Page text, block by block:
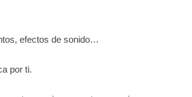
efectos de sonido…
por ti.